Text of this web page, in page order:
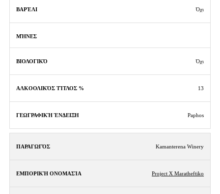
Όχι
Όχι
13
Paphos
Kamanterena Winery
Project X Maratheftiko